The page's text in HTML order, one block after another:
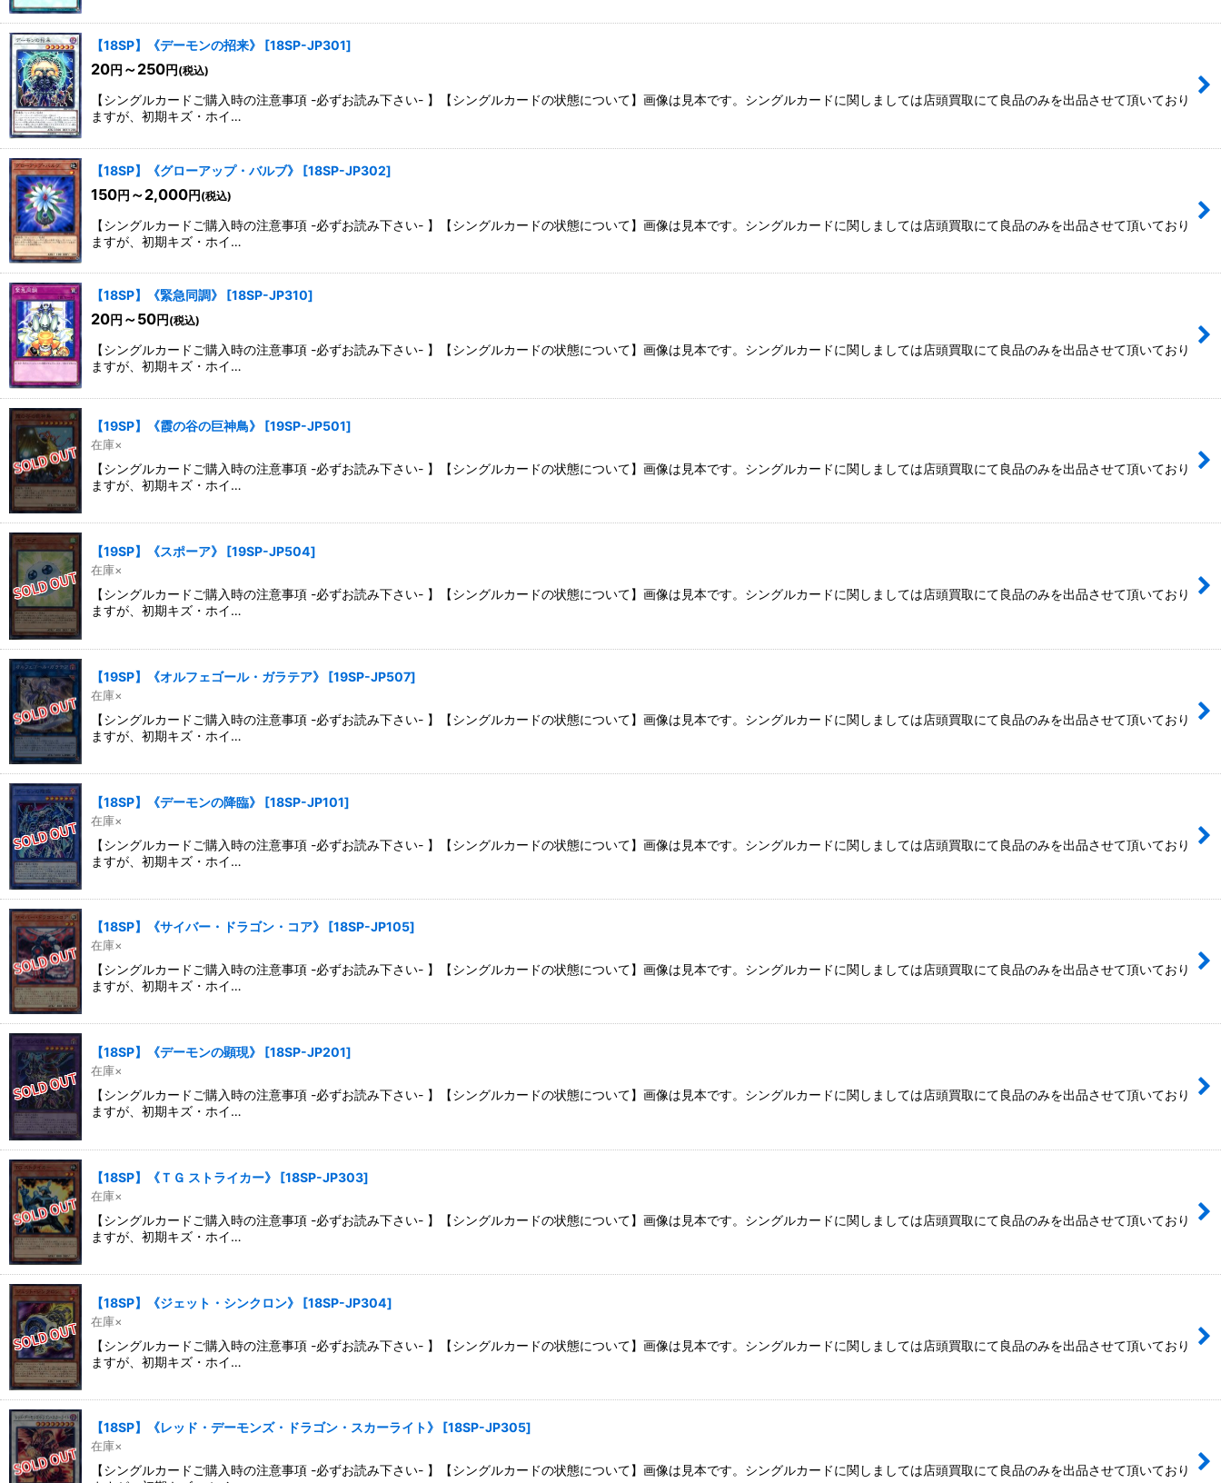
【18SP】《デーモンの招来》 [18SP-JP301]
20円 ～250円 (税込)
【シングルカードご購入時の注意事項 -必ずお読み下さい- 】【シングルカードの状態について】画像は見本です。シングルカードに関しましては店頭買取にて良品のみを出品させて頂いており
ますが、初期キズ・ホイ…
【18SP】《グローアップ・バルブ》 [18SP-JP302]
150円 ～2,000円 (税込)
【シングルカードご購入時の注意事項 -必ずお読み下さい- 】【シングルカードの状態について】画像は見本です。シングルカードに関しましては店頭買取にて良品のみを出品させて頂いており
ますが、初期キズ・ホイ…
【18SP】《緊急同調》 [18SP-JP310]
20円 ～50円 (税込)
【シングルカードご購入時の注意事項 -必ずお読み下さい- 】【シングルカードの状態について】画像は見本です。シングルカードに関しましては店頭買取にて良品のみを出品させて頂いており
ますが、初期キズ・ホイ…
【19SP】《霞の谷の巨神鳥》 [19SP-JP501]
在庫×
【シングルカードご購入時の注意事項 -必ずお読み下さい- 】【シングルカードの状態について】画像は見本です。シングルカードに関しましては店頭買取にて良品のみを出品させて頂いており
ますが、初期キズ・ホイ…
【19SP】《スポーア》 [19SP-JP504]
在庫×
【シングルカードご購入時の注意事項 -必ずお読み下さい- 】【シングルカードの状態について】画像は見本です。シングルカードに関しましては店頭買取にて良品のみを出品させて頂いており
ますが、初期キズ・ホイ…
【19SP】《オルフェゴール・ガラテア》 [19SP-JP507]
在庫×
【シングルカードご購入時の注意事項 -必ずお読み下さい- 】【シングルカードの状態について】画像は見本です。シングルカードに関しましては店頭買取にて良品のみを出品させて頂いており
ますが、初期キズ・ホイ…
【18SP】《デーモンの降臨》 [18SP-JP101]
在庫×
【シングルカードご購入時の注意事項 -必ずお読み下さい- 】【シングルカードの状態について】画像は見本です。シングルカードに関しましては店頭買取にて良品のみを出品させて頂いており
ますが、初期キズ・ホイ…
【18SP】《サイバー・ドラゴン・コア》 [18SP-JP105]
在庫×
【シングルカードご購入時の注意事項 -必ずお読み下さい- 】【シングルカードの状態について】画像は見本です。シングルカードに関しましては店頭買取にて良品のみを出品させて頂いており
ますが、初期キズ・ホイ…
【18SP】《デーモンの顕現》 [18SP-JP201]
在庫×
【シングルカードご購入時の注意事項 -必ずお読み下さい- 】【シングルカードの状態について】画像は見本です。シングルカードに関しましては店頭買取にて良品のみを出品させて頂いており
ますが、初期キズ・ホイ…
【18SP】《ＴＧ ストライカー》 [18SP-JP303]
在庫×
【シングルカードご購入時の注意事項 -必ずお読み下さい- 】【シングルカードの状態について】画像は見本です。シングルカードに関しましては店頭買取にて良品のみを出品させて頂いており
ますが、初期キズ・ホイ…
【18SP】《ジェット・シンクロン》 [18SP-JP304]
在庫×
【シングルカードご購入時の注意事項 -必ずお読み下さい- 】【シングルカードの状態について】画像は見本です。シングルカードに関しましては店頭買取にて良品のみを出品させて頂いており
ますが、初期キズ・ホイ…
【18SP】《レッド・デーモンズ・ドラゴン・スカーライト》 [18SP-JP305]
在庫×
【シングルカードご購入時の注意事項 -必ずお読み下さい- 】【シングルカードの状態について】画像は見本です。シングルカードに関しましては店頭買取にて良品のみを出品させて頂いており